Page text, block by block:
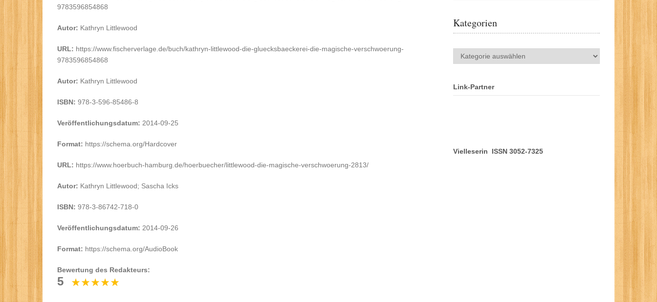
9783596854868
Autor: Kathryn Littlewood
URL: https://www.fischerverlage.de/buch/kathryn-littlewood-die-gluecksbaeckerei-die-magische-verschwoerung-
9783596854868
Autor: Kathryn Littlewood
ISBN: 978-3-596-85486-8
Veröffentlichungsdatum: 2014-09-25
Format: https://schema.org/Hardcover
URL: https://www.hoerbuch-hamburg.de/hoerbuecher/littlewood-die-magische-verschwoerung-2813/
Autor: Kathryn Littlewood; Sascha Icks
ISBN: 978-3-86742-718-0
Veröffentlichungsdatum: 2014-09-26
Format: https://schema.org/AudioBook
Bewertung des Redakteurs:
5
Kategorien
Kategorien
Link-Partner
Vielleserin ISSN 3052-7325